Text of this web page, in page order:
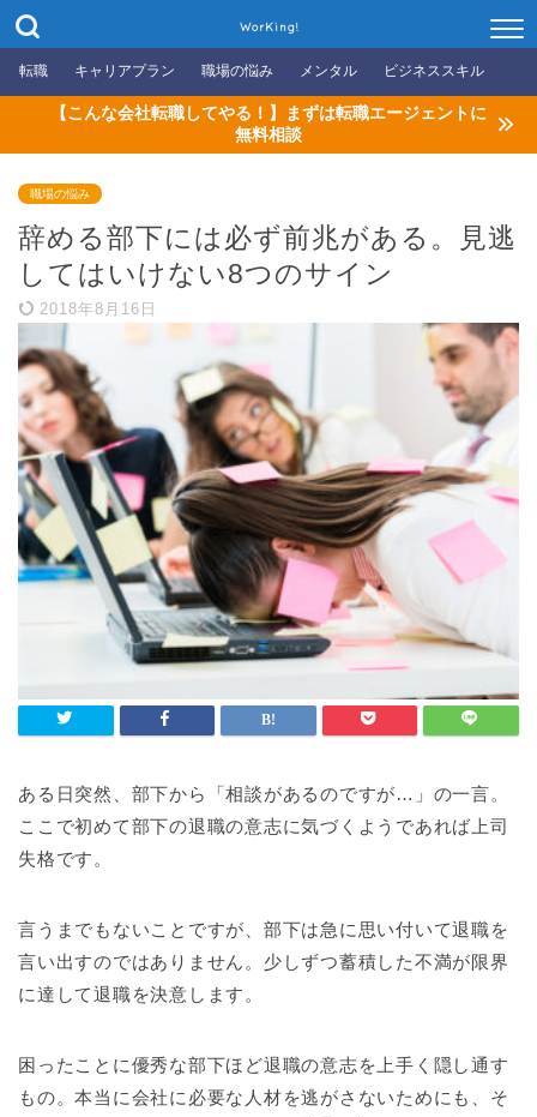
WorKing!
転職 キャリアプラン 職場の悩み メンタル ビジネススキル
【こんな会社転職してやる！】まずは転職エージェントに
無料相談
職場の悩み
辞める部下には必ず前兆がある。見逃
してはいけない8つのサイン
2018年8月16日
ある日突然、部下から「相談があるのですが…」の一言。
ここで初めて部下の退職の意志に気づくようであれば上司
失格です。
言うまでもないことですが、部下は急に思い付いて退職を
言い出すのではありません。少しずつ蓄積した不満が限界
に達して退職を決意します。
困ったことに優秀な部下ほど退職の意志を上手く隠し通す
もの。本当に会社に必要な人材を逃がさないためにも、そ